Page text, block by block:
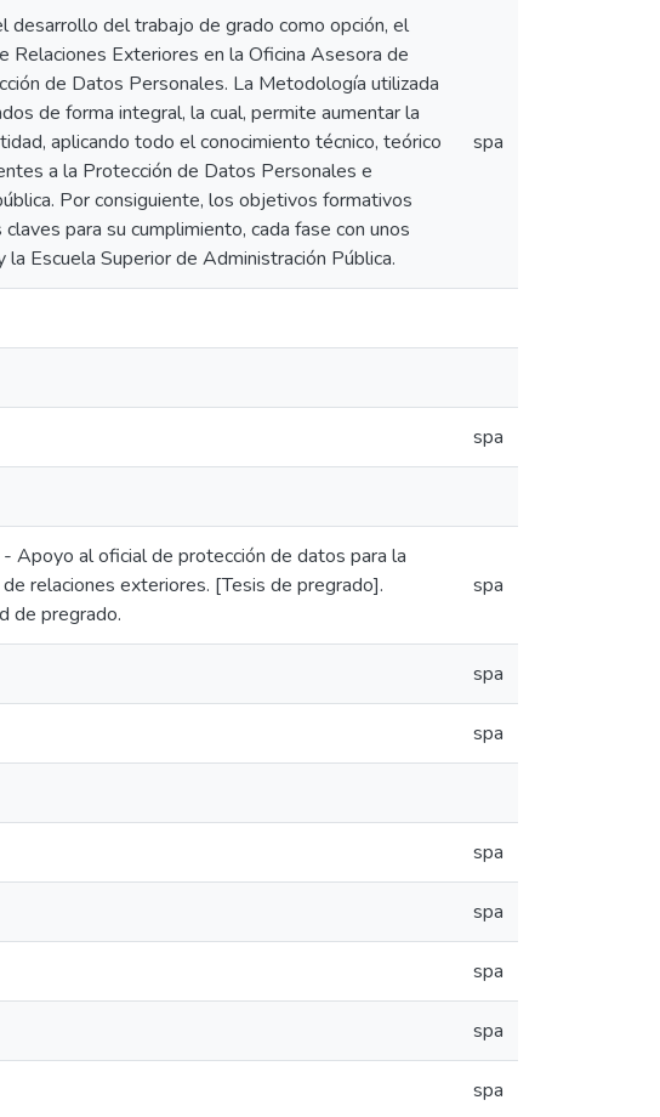
desarrollo del trabajo de grado como opción, el
Relaciones Exteriores en la Oficina Asesora de
de Datos Personales. La Metodología utilizada
de forma integral, la cual, permite aumentar la
aplicando todo el conocimiento técnico, teórico
a la Protección de Datos Personales e
Por consiguiente, los objetivos formativos
para su cumplimiento, cada fase con unos
Escuela Superior de Administración Pública.
spa
spa
Apoyo al oficial de protección de datos para la
relaciones exteriores. [Tesis de pregrado].
de pregrado.
spa
spa
spa
spa
spa
spa
spa
spa